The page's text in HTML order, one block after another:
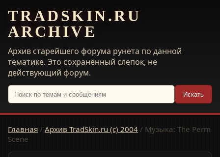
TRADSKIN.RU
ARCHIVE
Архив старейшего форума рунета по данной
тематике. Это сохранённый слепок, не
действующий форум.
Искать
Главная / Архив TradSkin.ru (с) 2004 / Музыка: The Perm
Scene